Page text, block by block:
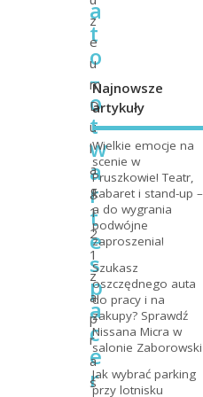
a
t
o
–
o
t
w
a
r
t
e
s
p
a
c
e
r
z
e
u
m
D
u
l
a
g
1
2
1
z
a
p
r
a
s
Najnowsze
artykuły
Wielkie emocje na
scenie w
Pruszkowie! Teatr,
kabaret i stand-up –
a do wygrania
podwójne
zaproszenia!
Szukasz
oszczędnego auta
do pracy i na
zakupy? Sprawdź
Nissana Micra w
salonie Zaborowski
Jak wybrać parking
przy lotnisku